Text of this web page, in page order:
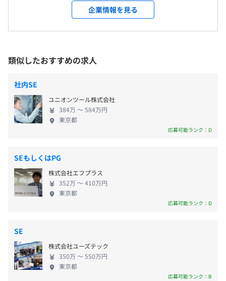
受動喫煙防止措置に関する事項
平均残業時間：平均10H以内／月 ◎ワークライフバラン
【年間休日122日】※2023年度
■慶弔休暇
■有給休暇（10日～／勤続年数に応じて最大20日）
■産前・産後休暇
■育児休暇
■子どもの結婚休暇
■妻の出産休暇
◎土日祝休みとなっており、連休や長期休暇取得可能で
ションは、すべてひとつの理由と信念から生まれて
います。 それは「人は、出逢い、成長する。」とい
うこと。 わたしたちは人と人が出逢う感動的な瞬間
ます。 誰かと誰かが出会う瞬間をそっと支える。そ
れが株式会社旅人です。 ◆わたしたちのサービス
は、さりげなくあなたの生活を支えています。 当社
が最も得意とするのは、さまざまなシステムの運用
をテクニカルな面からサポートすること。 電話やメ
ールなどでお問い合わせにお答えする「コンタクト
センターサービス」と、各種機材の設置やメンテナ
を主軸に、システムの企画から開発・運用までを担
う「システムソリューション」まで幅広く事業を展
開しています。 【事業内容】 ▍コンタクトセンター
サービス 〜お客様の課題に沿ったコンタクトセンタ
ーサービスを提供〜 商品やサービス、システムに関
フィス支援、市場調査やアポイント獲得等のアウト
バウンドなど、幅広いコンタクトセンターサービス
を提供しております。お客様の課題に合わせて、確か
なサポート体制を提案しています。 〜必要なとき、
企業情報を見る
類似したおすすめの求人
社内SE
ユニオンツール株式会社
384万 〜 584万円
東京都
応募可能ランク：D
SEもしくはPG
株式会社エフプラス
352万 〜 410万円
東京都
応募可能ランク：D
SE
株式会社ユーズテック
350万 〜 550万円
東京都
応募可能ランク：B